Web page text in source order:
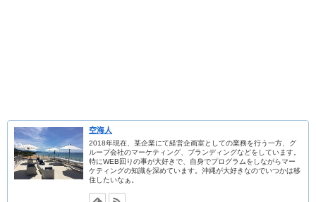
空海人
2018年現在、某企業にて経営企画室としての業務を行う一方、グ
ループ会社のマーケティング、ブランディングなどをしています。
特にWEB回りの事が大好きで、自身でプログラムをしながらマー
ケティングの知識を深めています。沖縄が大好きなのでいつかは移
住したいなぁ。